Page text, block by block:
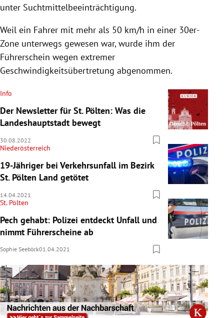
unter Suchtmittelbeeinträchtigung.
Weil ein Fahrer mit mehr als 50 km/h in einer 30er-
Zone unterwegs gewesen war, wurde ihm der
Führerschein wegen extremer
Geschwindigkeitsübertretung abgenommen.
Info
Der Newsletter für St. Pölten: Was die
Landeshauptstadt bewegt
30.08.2022
Niederösterreich
19-Jähriger bei Verkehrsunfall im Bezirk
St. Pölten Land getötet
14.04.2021
St. Pölten
Pech gehabt: Polizei entdeckt Unfall und
nimmt Führerscheine ab
Sophie Seeböck01.04.2021